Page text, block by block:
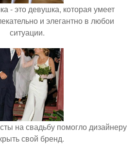
- это девушка, которая умеет
и элегантно в любои
ситуации.
на свадьбу помогло дизайнеру
свой бренд.